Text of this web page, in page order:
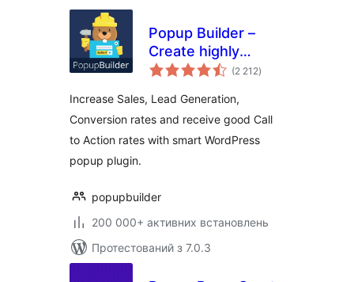
Popup Builder –
Create highly
converting, mobile
popups.
(2 212загальний
рейтинг
)
Increase Sales, Lead Generation,
Conversion rates and receive good Call
to Action rates with smart WordPress
popup plugin.
popupbuilder
200 000+ активних встановлень
Протестований з 7.0.3